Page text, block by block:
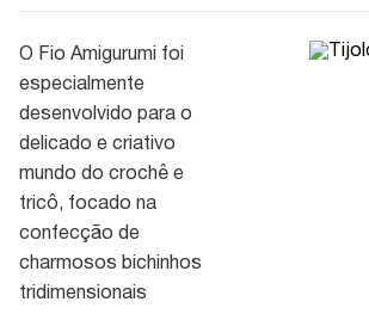
O Fio Amigurumi foi
especialmente
desenvolvido para o
delicado e criativo
mundo do crochê e
tricô, focado na
confecção de
charmosos bichinhos
tridimensionais